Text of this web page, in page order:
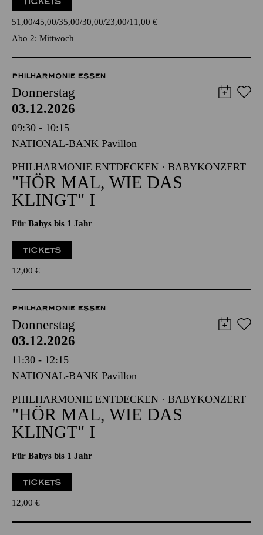
18:45 Einführung
TICKETS
51,00 45,00 35,00 30,00 23,00 11,00€
Abo 2: Mittwoch
PHILHARMONIE ESSEN
Donnerstag
03.12.2026
09:30 - 10:15
NATIONAL-BANK Pavillon
PHILHARMONIE ENTDECKEN · BABYKONZERT
"HÖR MAL, WIE DAS
Für Babys bis 1 Jahr
12,00€
PHILHARMONIE ESSEN
Donnerstag
03.12.2026
11:30 - 12:15
NATIONAL-BANK Pavillon
PHILHARMONIE ENTDECKEN · BABYKONZERT
"HÖR MAL, WIE DAS
Für Babys bis 1 Jahr